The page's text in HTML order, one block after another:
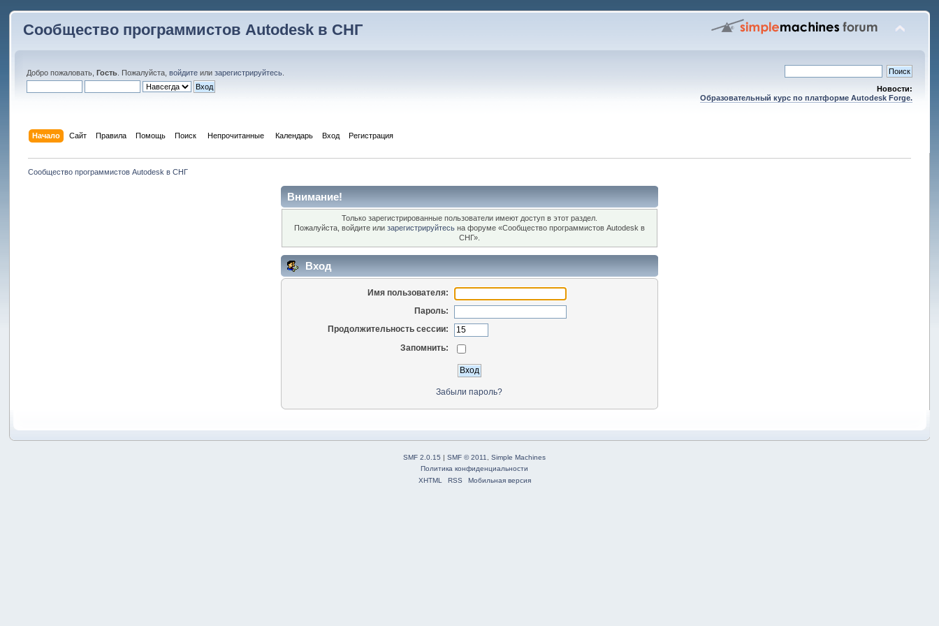
Сообщество программистов Autodesk в СНГ
Добро пожаловать,Гость . Пожалуйста,войдите илизарегистрируйтесь
Новости:
Образовательный курс по платформе Autodesk Forge.
Начало Сайт Правила Помощь Поиск Непрочитанные Календарь Вход Регистрация
Сообщество программистов Autodesk в СНГ
Внимание!
Только зарегистрированные пользователи имеют доступ в этот раздел.
Пожалуйста, войдите или зарегистрируйтесьна форуме «Сообщество программистов Autodesk в
СНГ».
Вход
Имя пользователя:
Пароль:
Продолжительность сессии:
Запомнить:
Забыли пароль?
SMF 2.0.15 |SMF © 2011 ,Simple Machines
Политика конфиденциальности
XHTML
RSS Мобильная версия